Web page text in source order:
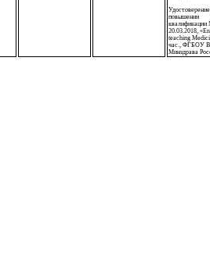
повышении
квалификации
20.03.2018,
teaching
час., ФГБОУ
Минздрава